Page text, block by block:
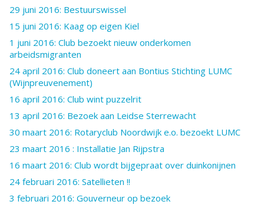
29 juni 2016: Bestuurswissel
15 juni 2016: Kaag op eigen Kiel
1 juni 2016: Club bezoekt nieuw onderkomen
arbeidsmigranten
24 april 2016: Club doneert aan Bontius Stichting LUMC
(Wijnpreuvenement)
16 april 2016: Club wint puzzelrit
13 april 2016: Bezoek aan Leidse Sterrewacht
30 maart 2016: Rotaryclub Noordwijk e.o. bezoekt LUMC
23 maart 2016 : Installatie Jan Rijpstra
16 maart 2016: Club wordt bijgepraat over duinkonijnen
24 februari 2016: Satellieten !!
3 februari 2016: Gouverneur op bezoek